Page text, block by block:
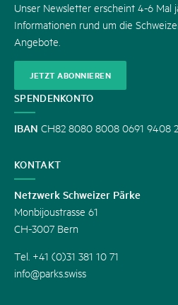
Unser Newsletter erscheint 4-6 Mal
Informationen rund um die
Angebote.
JETZT ABONNIEREN
SPENDENKONTO
IBAN CH82 8080 8008 0691 9408 2
KONTAKT
Netzwerk Schweizer Pärke
Monbijoustrasse 61
CH-3007 Bern
Tel. +41 (0)31 381 10 71
info@parks.swiss